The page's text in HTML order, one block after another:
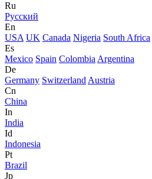
Ru
Русский
En
USA UK Canada Nigeria South Africa
Es
Mexico Spain Colombia Argentina
De
Germany Switzerland Austria
Cn
China
In
India
Id
Indonesia
Pt
Brazil
Jp